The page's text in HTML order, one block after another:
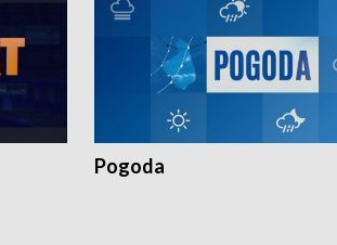
Pogoda